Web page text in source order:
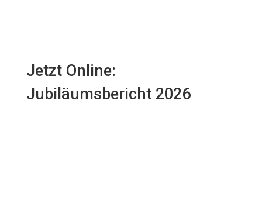
Jetzt Online:
Jubiläumsbericht 2026